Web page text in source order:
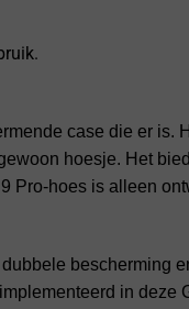
case die er is.
hoesje. Het
Pro-hoes is alleen
bescherming
in deze